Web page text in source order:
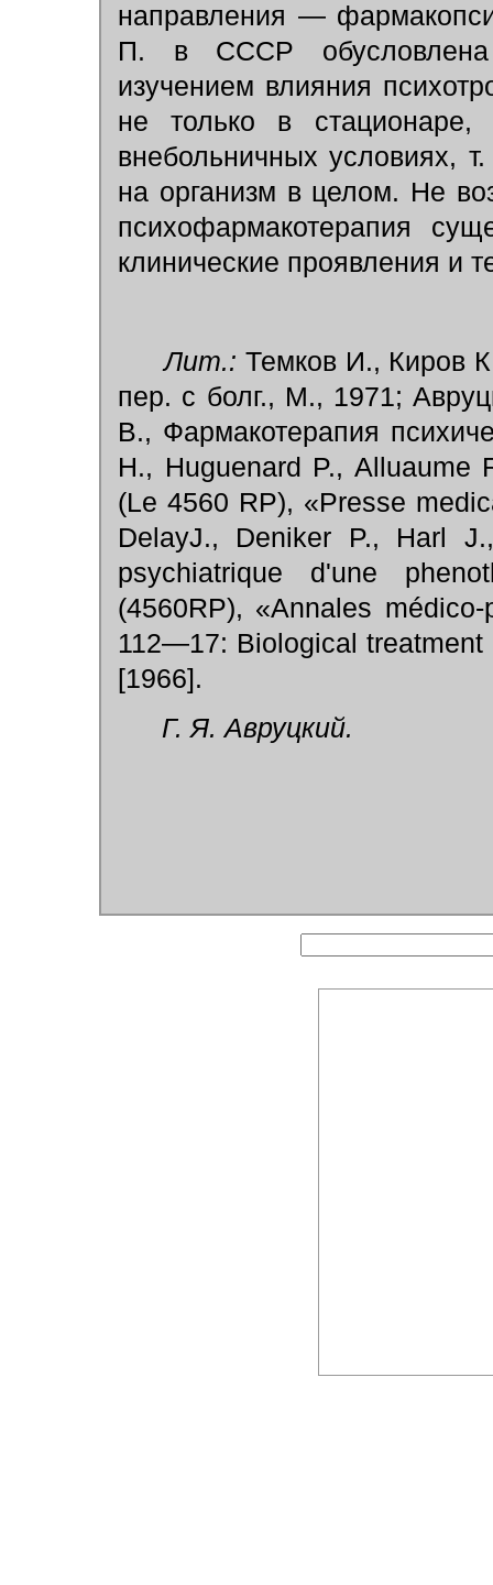
направления —
П. в СССР
изучением влияния
не только в
внебольничных условиях,
на организм в целом. Не
психофармакотерапия
клинические проявления и
Лит.: Темков И., Киров
пер. с болг., М., 1971;
В., Фармакотерапия
Н., Huguenard P., Alluaume
(Le 4560 RP), «Presse
DelayJ., Deniker P., Harl
psychiatrique d'une
(4560RP), «Annales mé
112—17: Biological
[1966].
Г. Я. Авруцкий.